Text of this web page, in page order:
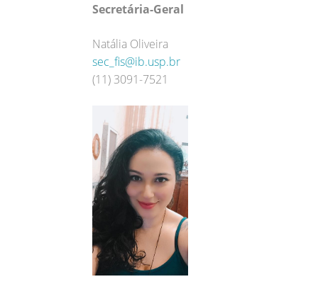
Secretária-Geral
Natália Oliveira
sec_fis@ib.usp.br
(11) 3091-7521